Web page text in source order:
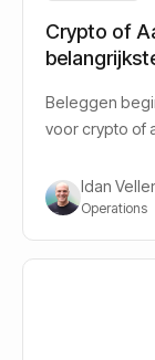
Crypto of
Beleggen
voor crypto of
aandelen
op digitale
Idan
Operations